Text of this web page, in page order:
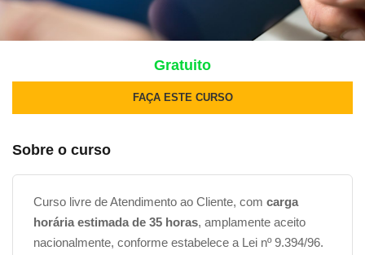
Gratuito
FAÇA ESTE CURSO
Sobre o curso
Curso livre de Atendimento ao Cliente, com carga
horária estimada de 35 horas, amplamente aceito
nacionalmente, conforme estabelece a Lei nº 9.394/96.